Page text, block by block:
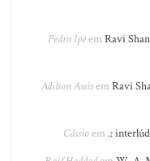
Pedro Ipêem Ravi
Adilson Assisem Ravi
Cássioem .: